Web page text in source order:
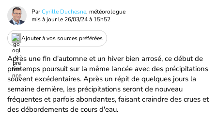
ParCyrille Duchesne, météorologue
mis à jour le 26/03/24 à 15h52
Ajouter à vos sources préférées
Après une fin d'automne et un hiver bien arrosé, ce début de
printemps poursuit sur la même lancée avec des précipitations
souvent excédentaires. Après un répit de quelques jours la
semaine dernière, les précipitations seront de nouveau
fréquentes et parfois abondantes, faisant craindre des crues et
des débordements de cours d'eau.